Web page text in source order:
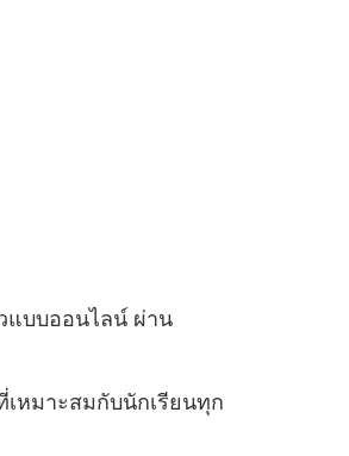
แบบออนไลน์ ผ่าน
หมาะสมกับนักเรียนทุก